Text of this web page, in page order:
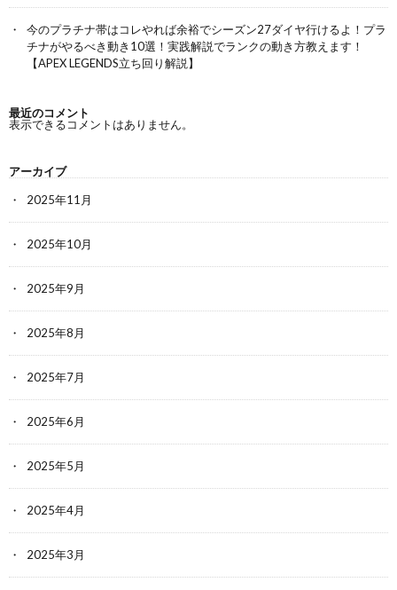
今のプラチナ帯はコレやれば余裕でシーズン27ダイヤ行けるよ！プラ
チナがやるべき動き10選！実践解説でランクの動き方教えます！
【APEX LEGENDS立ち回り解説】
最近のコメント
表示できるコメントはありません。
アーカイブ
2025年11月
2025年10月
2025年9月
2025年8月
2025年7月
2025年6月
2025年5月
2025年4月
2025年3月